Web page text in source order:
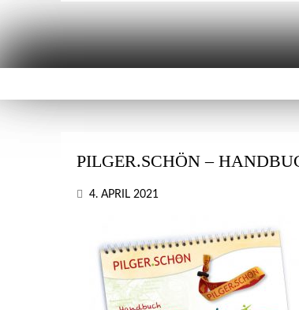
PILGER.SCHÖN –
4. APRIL 2021